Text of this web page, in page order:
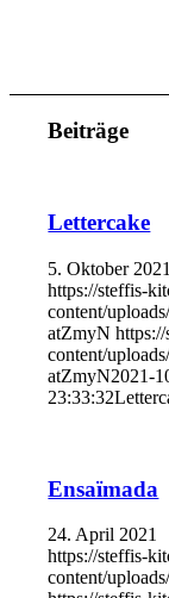
Beiträge
Lettercake
5. Oktober 2021
https://steffis-
content/
atZmyN
content/
atZmyN2021-
23:33:32
Ensaïmada
24. April 2021
https://steffis-
content/